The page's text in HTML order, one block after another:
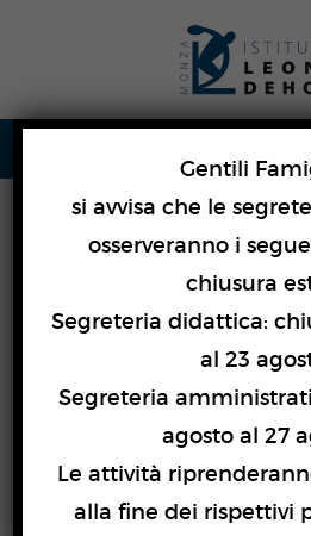
Anna Conda
Navigazione
articoli
Gentili
si avvisa che le
osserveranno i
chiusura
Segreteria didattica:
al 23
Segreteria
agosto al 27
Le attività
alla fine dei rispettivi